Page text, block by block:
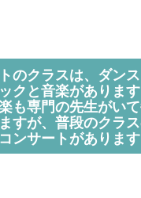
のクラスは、ダン
クと音楽があります
も専門の先生がい
すが、普段のクラ
ンサートがあります